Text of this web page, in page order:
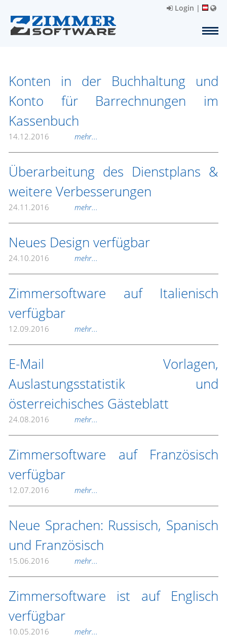
Login |
Konten in der Buchhaltung und
Konto für Barrechnungen im
Kassenbuch
14.12.2016 mehr...
Überarbeitung des Dienstplans &
weitere Verbesserungen
24.11.2016 mehr...
Neues Design verfügbar
24.10.2016 mehr...
Zimmersoftware auf Italienisch
verfügbar
12.09.2016 mehr...
E-Mail Vorlagen,
Auslastungsstatistik und
österreichisches Gästeblatt
24.08.2016 mehr...
Zimmersoftware auf Französisch
verfügbar
12.07.2016 mehr...
Neue Sprachen: Russisch, Spanisch
und Französisch
15.06.2016 mehr...
Zimmersoftware ist auf Englisch
verfügbar
10.05.2016 mehr...